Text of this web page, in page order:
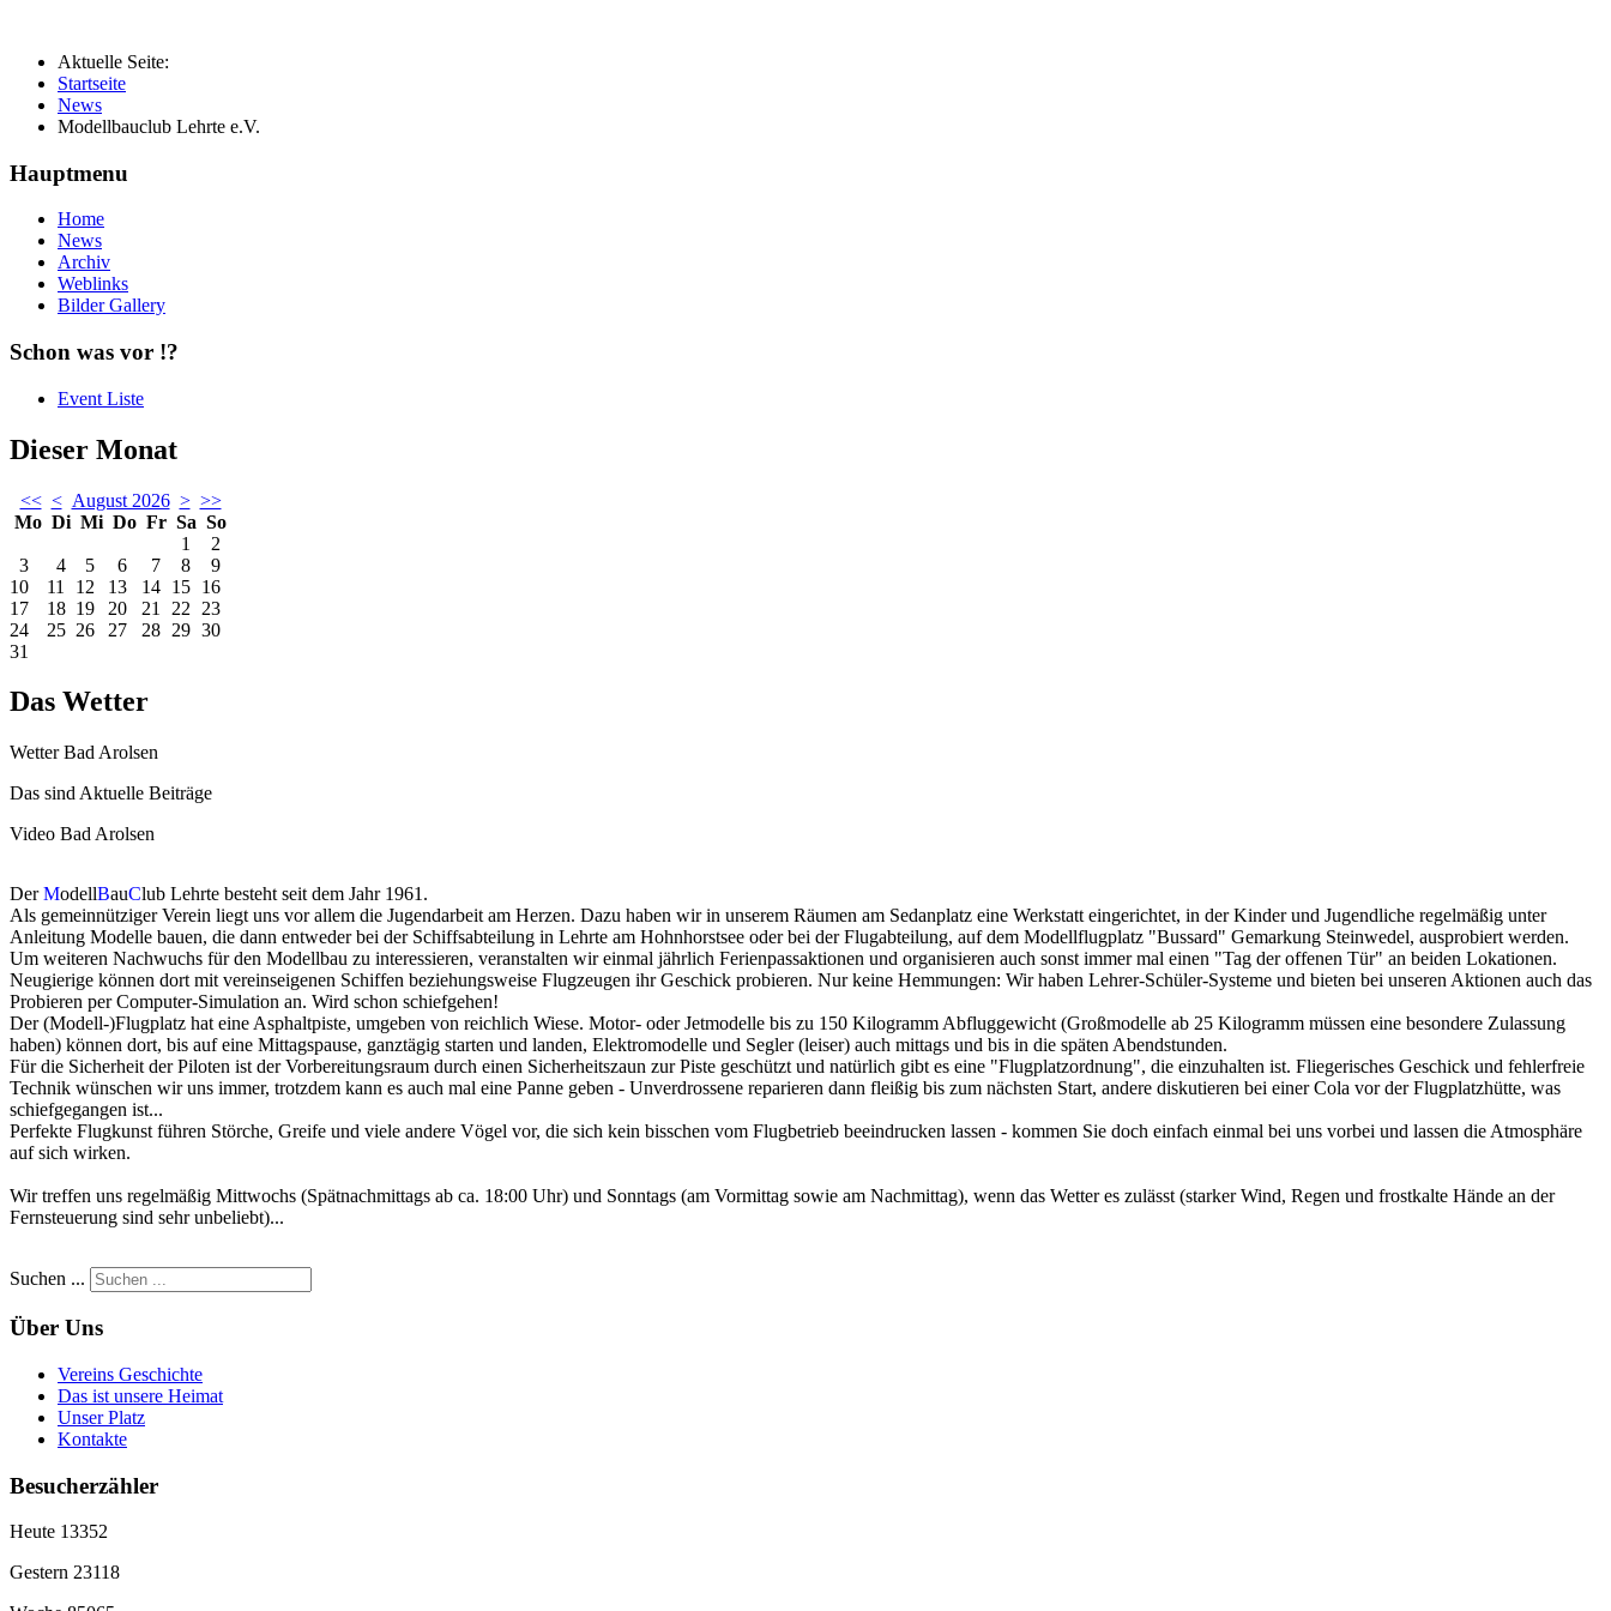
Aktuelle Seite:
Startseite
News
Modellbauclub Lehrte e.V.
Hauptmenu
Home
News
Archiv
Weblinks
Bilder Gallery
Schon was vor !?
Event Liste
Dieser Monat
<< < August 2026 > >>
Mo Di Mi Do Fr Sa So
1
2
3
4 5 6 7 8
9
10
11 12 13 14 15 16
17
18 19 20 21 22
23
24
25 26 27 28 29 30
31
Das Wetter
Wetter Bad Arolsen
Das sind Aktuelle Beiträge
Video Bad Arolsen
DerModellBauClub Lehrte besteht seit dem Jahr 1961.
Als gemeinnütziger Verein liegt uns vor allem die Jugendarbeit am Herzen. Dazu haben wir in unserem Räumen am Sedanplatz eine Werkstatt eingerichtet, in der Kinder und Jugendliche regelmäßig unter
Anleitung Modelle bauen, die dann entweder bei der Schiffsabteilung in Lehrte am Hohnhorstsee oder bei der Flugabteilung, auf dem Modellflugplatz "Bussard" Gemarkung Steinwedel, ausprobiert werden.
Um weiteren Nachwuchs für den Modellbau zu interessieren, veranstalten wir einmal jährlich Ferienpassaktionen und organisieren auch sonst immer mal einen "Tag der offenen Tür" an beiden Lokationen.
Neugierige können dort mit vereinseigenen Schiffen beziehungsweise Flugzeugen ihr Geschick probieren. Nur keine Hemmungen: Wir haben Lehrer-Schüler-Systeme und bieten bei unseren Aktionen auch das
Probieren per Computer-Simulation an. Wird schon schiefgehen!
Der (Modell-)Flugplatz hat eine Asphaltpiste, umgeben von reichlich Wiese. Motor- oder Jetmodelle bis zu 150 Kilogramm Abfluggewicht (Großmodelle ab 25 Kilogramm müssen eine besondere Zulassung
haben) können dort, bis auf eine Mittagspause, ganztägig starten und landen, Elektromodelle und Segler (leiser) auch mittags und bis in die späten Abendstunden.
Für die Sicherheit der Piloten ist der Vorbereitungsraum durch einen Sicherheitszaun zur Piste geschützt und natürlich gibt es eine "Flugplatzordnung", die einzuhalten ist. Fliegerisches Geschick und fehlerfreie
Technik wünschen wir uns immer, trotzdem kann es auch mal eine Panne geben - Unverdrossene reparieren dann fleißig bis zum nächsten Start, andere diskutieren bei einer Cola vor der Flugplatzhütte, was
schiefgegangen ist...
Perfekte Flugkunst führen Störche, Greife und viele andere Vögel vor, die sich kein bisschen vom Flugbetrieb beeindrucken lassen - kommen Sie doch einfach einmal bei uns vorbei und lassen die Atmosphäre
auf sich wirken.
Wir treffen uns regelmäßig Mittwochs (Spätnachmittags ab ca. 18:00 Uhr) und Sonntags (am Vormittag sowie am Nachmittag), wenn das Wetter es zulässt (starker Wind, Regen und frostkalte Hände an der
Fernsteuerung sind sehr unbeliebt)...
Suchen ...
Über Uns
Vereins Geschichte
Das ist unsere Heimat
Unser Platz
Kontakte
Besucherzähler
Heute 13352
Gestern 23118